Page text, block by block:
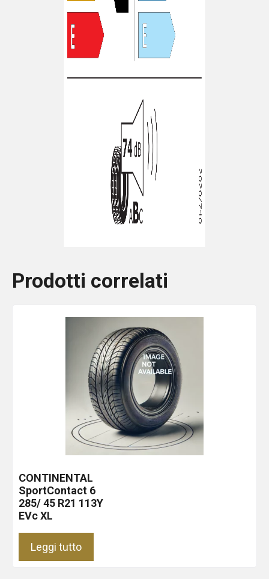
Prodotti correlati
CONTINENTAL
SportContact 6
285/ 45 R21 113Y
EVc XL
Leggi tutto